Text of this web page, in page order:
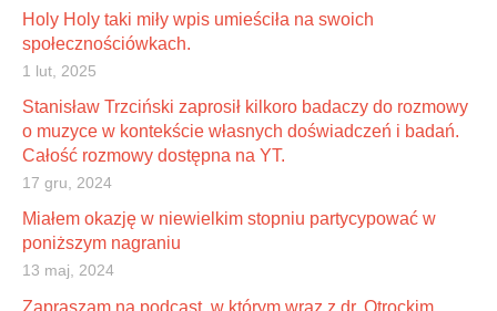
Holy Holy taki miły wpis umieściła na swoich
społecznościówkach.
1 lut, 2025
Stanisław Trzciński zaprosił kilkoro badaczy do rozmowy
o muzyce w kontekście własnych doświadczeń i badań.
Całość rozmowy dostępna na YT.
17 gru, 2024
Miałem okazję w niewielkim stopniu partycypować w
poniższym nagraniu
13 maj, 2024
Zapraszam na podcast, w którym wraz z dr. Otrockim